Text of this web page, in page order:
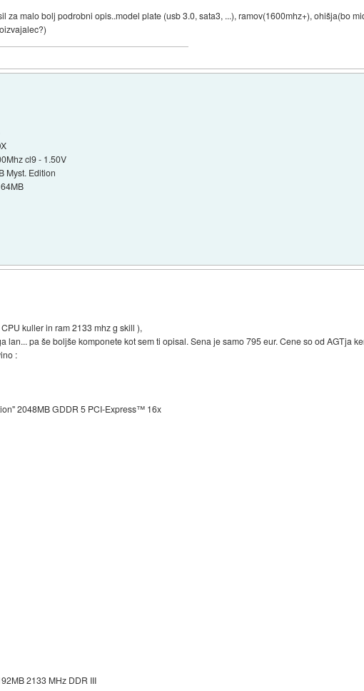
za malo bolj podrobni opis..model plate (usb 3.0, sata3, ...), ramov(1600mhz+), ohišja(bo
cl9 - 1.50V
Myst. Edition
kuller in ram 2133 mhz g skill ),
lan... pa še boljše komponete kot sem ti opisal. Sena je samo 795 eur. Cene so od AGTja
:
2048MB GDDR 5 PCI-Express™ 16x
2133 MHz DDR III